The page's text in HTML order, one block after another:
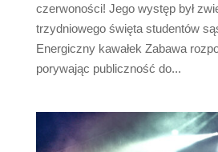
czerwoności! Jego występ był
trzydniowego święta studentów
Energiczny kawałek Zabawa
porywając publiczność do...